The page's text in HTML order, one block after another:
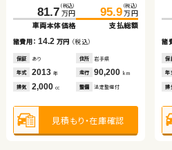
81.7 （税込）
万円
車両本体価格
95.9 （税込）
万円
支払総額
諸費用：14.2 万円 （税込）
保証 あり 住所 岩手県
年式 2013 年 走行 90,200 km
排気 2,000 cc 整備 法定整備付
見積もり・在庫確認
諸
保
年
排
34.6 （税込）
万円
車両本体価格
39.7 （税込）
万円
支払総額
諸費用：5.1万円（税込）
保証 あり 住所 茨城県
年式 2016 年 走行 78,300 km
排気 660cc 整備 法定整備付
見積もり・在庫確認
諸
保
年
排
334.4 （税込）
万円
車両本体価格
345.4 （税込）
万円
支払総額
諸費用：11.0 万円 （税込）
保証 あり 住所 埼玉県
年式 2023 年 走行 31,800 km
排気 1,500 cc 整備 法定整備付
見積もり・在庫確認
諸
保
年
排